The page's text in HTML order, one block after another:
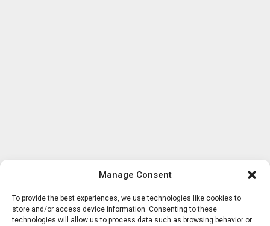
Manage Consent
To provide the best experiences, we use technologies like cookies to
store and/or access device information. Consenting to these
technologies will allow us to process data such as browsing behavior or